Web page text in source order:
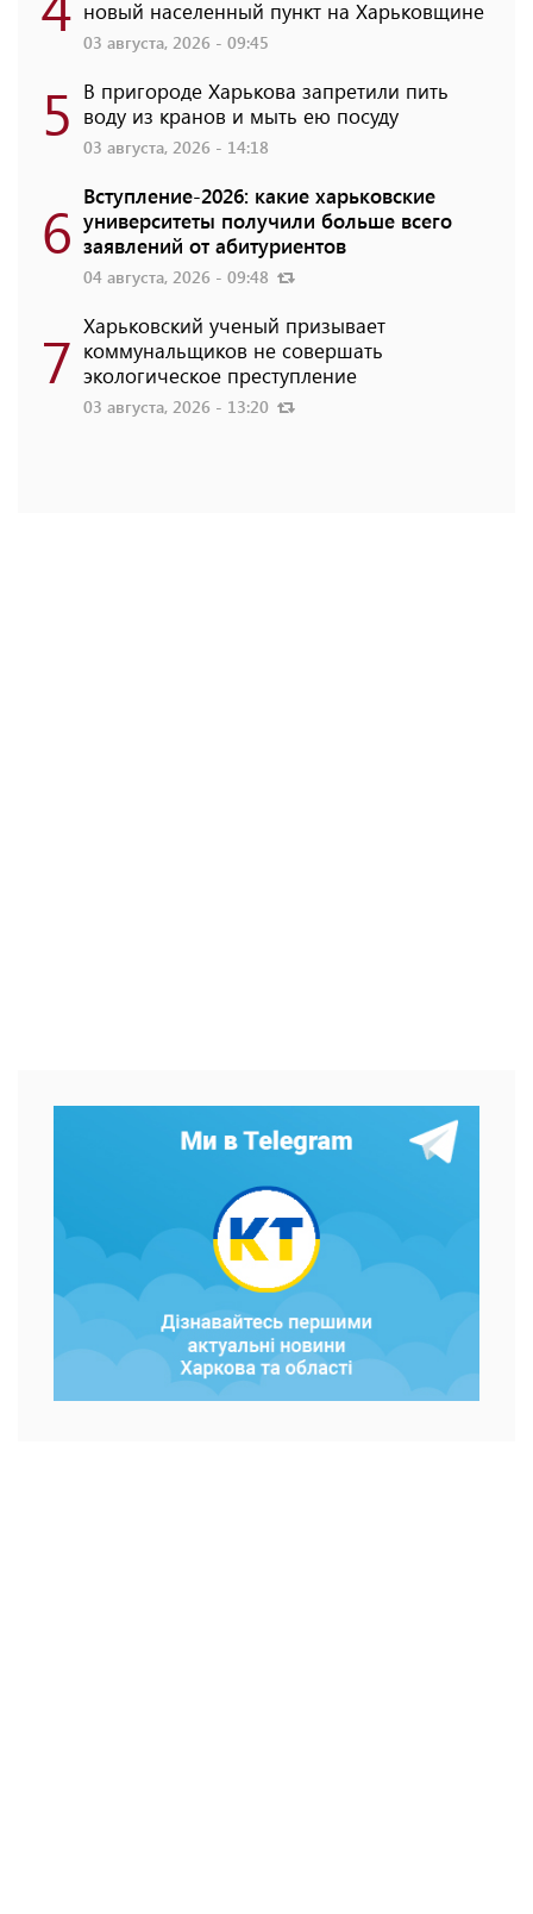
новый населенный пункт на Харьковщине
03 августа, 2026 - 09:45
5 В пригороде Харькова запретили пить
воду из кранов и мыть ею посуду
03 августа, 2026 - 14:18
6 Вступление-2026: какие харьковские
университеты получили больше всего
заявлений от абитуриентов
04 августа, 2026 - 09:48
7 Харьковский ученый призывает
коммунальщиков не совершать
экологическое преступление
03 августа, 2026 - 13:20